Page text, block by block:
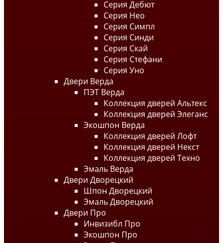
Серия Дебют
Серия Нео
Серия Симпл
Серия Синди
Серия Скай
Серия Стефани
Серия Уно
Двери Верда
ПЭТ Верда
Коллекция дверей Альтекс
Коллекция дверей Элеганс
Экошпон Верда
Коллекция дверей Лофт
Коллекция дверей Некст
Коллекция дверей Техно
Эмаль Верда
Двери Дворецкий
Шпон Дворецкий
Эмаль Дворецкий
Двери Про
Инвизибл Про
Экошпон Про